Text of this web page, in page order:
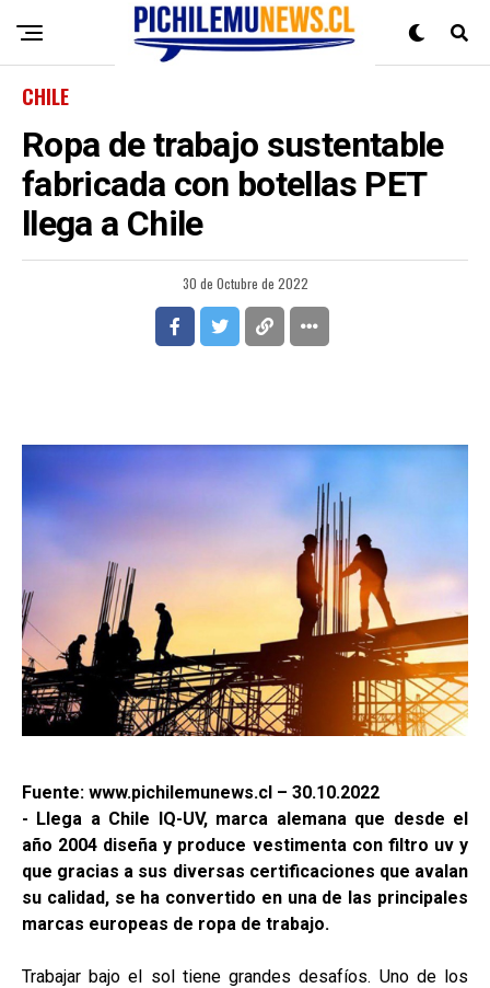
CHILE
Ropa de trabajo sustentable
fabricada con botellas PET
llega a Chile
30 de Octubre de 2022
Fuente: www.pichilemunews.cl – 30.10.2022
- Llega a Chile IQ-UV, marca alemana que desde el
año 2004 diseña y produce vestimenta con filtro uv y
que gracias a sus diversas certificaciones que avalan
su calidad, se ha convertido en una de las principales
marcas europeas de ropa de trabajo.
Trabajar bajo el sol tiene grandes desafíos. Uno de los